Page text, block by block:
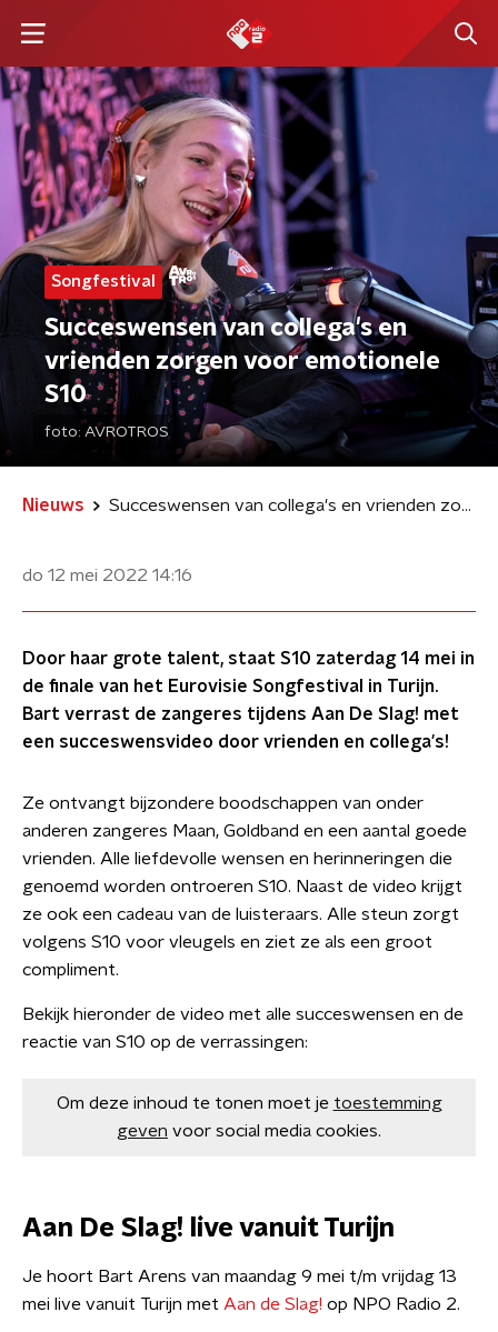
Songfestival
Succeswensen van collega's en
vrienden zorgen voor emotionele
S10
foto: AVROTROS
Nieuws Succeswensen van collega's en vrienden zorgen voor emotionele S10
do 12 mei 2022 14:16
Door haar grote talent, staat S10 zaterdag 14 mei in
de finale van het Eurovisie Songfestival in Turijn.
Bart verrast de zangeres tijdens Aan De Slag! met
een succeswensvideo door vrienden en collega's!
Ze ontvangt bijzondere boodschappen van onder
anderen zangeres Maan, Goldband en een aantal goede
vrienden. Alle liefdevolle wensen en herinneringen die
genoemd worden ontroeren S10. Naast de video krijgt
ze ook een cadeau van de luisteraars. Alle steun zorgt
volgens S10 voor vleugels en ziet ze als een groot
compliment.
Bekijk hieronder de video met alle succeswensen en de
reactie van S10 op de verrassingen:
Om deze inhoud te tonen moet je toestemming
geven voor social media cookies.
Aan De Slag! live vanuit Turijn
Je hoort Bart Arens van maandag 9 mei t/m vrijdag 13
mei live vanuit Turijn met Aan de Slag! op NPO Radio 2.